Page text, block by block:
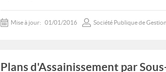
Mise à jour: 01/01/2016 Société Publique de
Plans d'Assainissement par